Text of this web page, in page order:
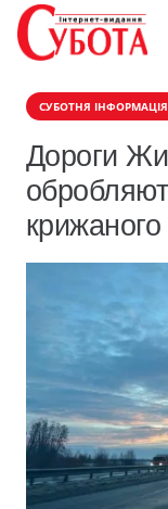
СУБОТНЯ ІНФОРМАЦІЯ
Дороги